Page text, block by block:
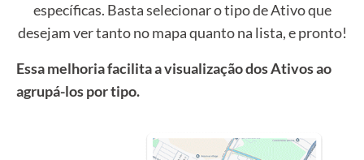
específicas. Basta selecionar o tipo de Ativo que
desejam ver tanto no mapa quanto na lista, e pronto!
Essa melhoria facilita a visualização dos Ativos ao
agrupá-los por tipo.